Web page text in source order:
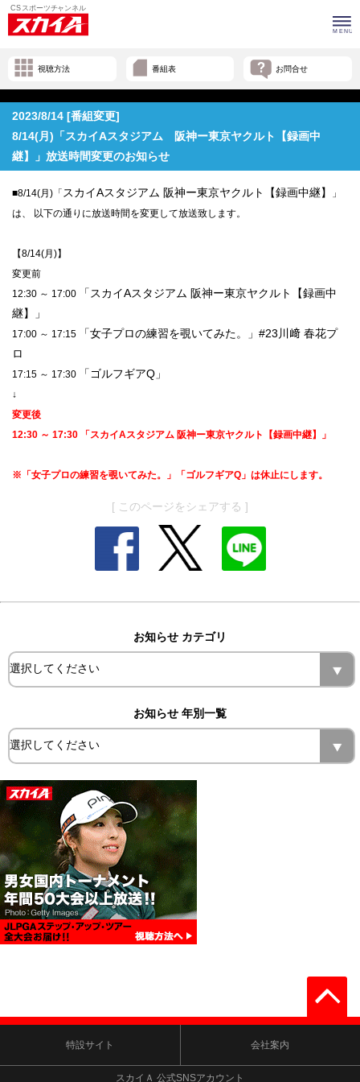
視聴方法 番組表 お問合せ
2023/8/14 [番組変更]
8/14(月)「スカイAスタジアム 阪神ー東京ヤクルト【録画中
継】」放送時間変更のお知らせ
■8/14(月)「 スカイAスタジアム 阪神ー東京ヤクルト【録画中継】
」
は、 以下の通りに放送時間を変更して放送致します。
【8/14(月)】
変更前
12:30 ～ 17:00
「スカイAスタジアム 阪神ー東京ヤクルト【録画中
継】」
17:00 ～ 17:15 「女子プロの練習を覗いてみた。」#23川﨑 春花プ
ロ
17:15 ～ 17:30 「ゴルフギアQ」
↓
変更後
12:30 ～ 17:30
「スカイAスタジアム 阪神ー東京ヤクルト【録画中継】」
※「女子プロの練習を覗いてみた。」「ゴルフギアQ」は休止にします。
[ このページをシェアする ]
お知らせ カテゴリ
お知らせ 年別一覧
特設サイト 会社案内
スカイＡ 公式SNSアカウント